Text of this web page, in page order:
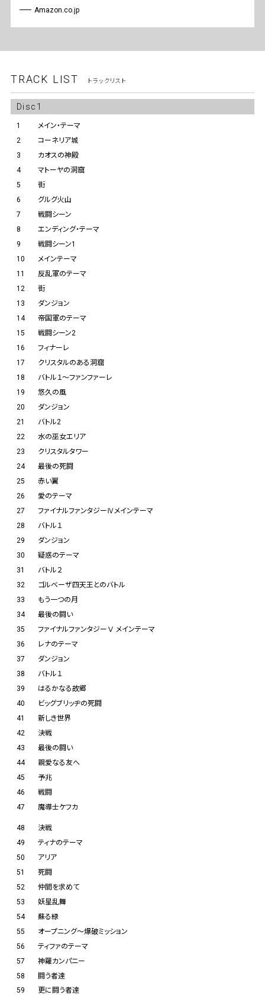
Amazon.co.jp
TRACK LIST トラックリスト
Disc1
1
メイン・テーマ
2
コーネリア城
3
カオスの神殿
4
マトーヤの洞窟
5
街
6
グルグ火山
7
戦闘シーン
8
エンディング・テーマ
9
戦闘シーン1
10
メインテーマ
11
反乱軍のテーマ
12
街
13
ダンジョン
14
帝国軍のテーマ
15
戦闘シーン2
16
フィナーレ
17
クリスタルのある洞窟
18
バトル１～ファンファーレ
19
悠久の風
20
ダンジョン
21
バトル2
22
水の巫女エリア
23
クリスタルタワー
24
最後の死闘
25
赤い翼
26
愛のテーマ
27
ファイナルファンタジーⅣメインテーマ
28
バトル１
29
ダンジョン
30
疑惑のテーマ
31
バトル２
32
ゴルベーザ四天王とのバトル
33
もう一つの月
34
最後の闘い
35
ファイナルファンタジーⅤ メインテーマ
36
レナのテーマ
37
ダンジョン
38
バトル１
39
はるかなる故郷
40
ビッグブリッヂの死闘
41
新しき世界
42
決戦
43
最後の闘い
44
親愛なる友へ
45
予兆
46
戦闘
47
魔導士ケフカ
48
決戦
49
ティナのテーマ
50
アリア
51
死闘
52
仲間を求めて
53
妖星乱舞
54
蘇る緑
55
オープニング～爆破ミッション
56
ティファのテーマ
57
神羅カンパニー
58
闘う者達
59
更に闘う者達